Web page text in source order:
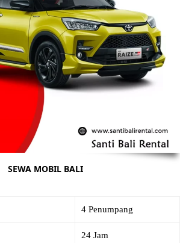
SEWA MOBIL BALI
4 Penumpang
24 Jam